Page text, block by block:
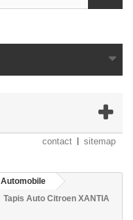
contact sitemap
Automobile
Tapis Auto Citroen XANTIA